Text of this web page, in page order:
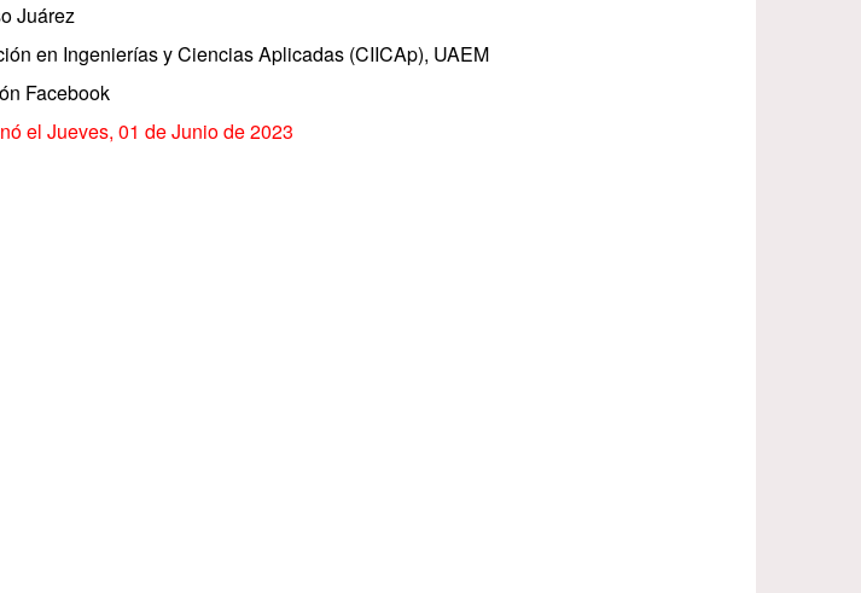
Juárez
en Ingenierías y Ciencias Aplicadas (CIICAp), UAEM
Facebook
el Jueves, 01 de Junio de 2023